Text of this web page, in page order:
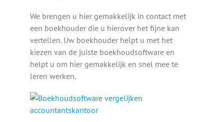
We brengen u hier gemakkelijk in contact met
een boekhouder die u hierover het fijne kan
vertellen. Uw boekhouder helpt u met het
kiezen van de juiste boekhoudsoftware en
helpt u om hier gemakkelijk en snel mee te
leren werken.